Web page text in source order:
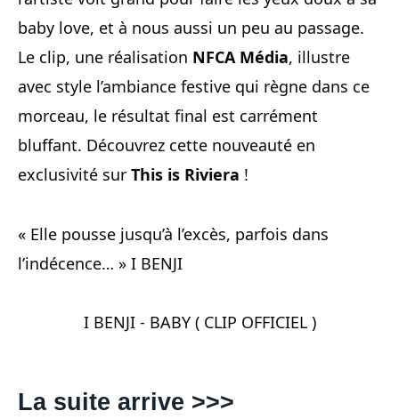
baby love, et à nous aussi un peu au passage.
Le clip, une réalisation NFCA Média, illustre
avec style l’ambiance festive qui règne dans ce
morceau, le résultat final est carrément
bluffant. Découvrez cette nouveauté en
exclusivité sur This is Riviera !
« Elle pousse jusqu’à l’excès, parfois dans
l’indécence… » I BENJI
I BENJI - BABY ( CLIP OFFICIEL )
La suite arrive >>>